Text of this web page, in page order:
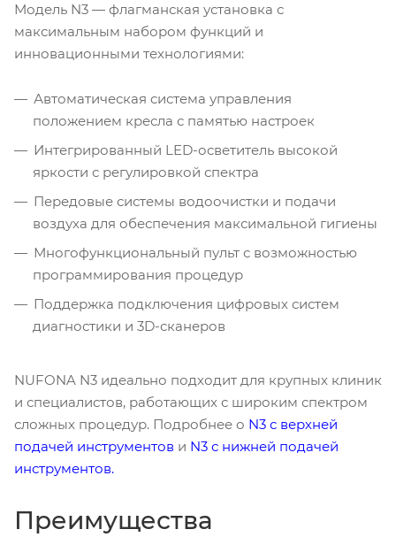
Модель N3 — флагманская установка с
максимальным набором функций и
инновационными технологиями:
Автоматическая система управления
положением кресла с памятью настроек
Интегрированный LED-осветитель высокой
яркости с регулировкой спектра
Передовые системы водоочистки и подачи
воздуха для обеспечения максимальной гигиены
Многофункциональный пульт с возможностью
программирования процедур
Поддержка подключения цифровых систем
диагностики и 3D-сканеров
NUFONA N3 идеально подходит для крупных клиник
и специалистов, работающих с широким спектром
сложных процедур. Подробнее о N3 с верхней
подачей инструментов и N3 с нижней подачей
инструментов.
Преимущества